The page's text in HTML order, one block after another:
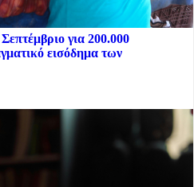
για 200.000
εισόδημα των